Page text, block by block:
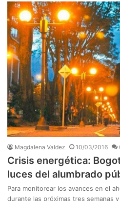
Magdalena Valdez 10/03/2016
Crisis energética:
luces del alumbrado
Para monitorear los avances en el
durante las próximas tres semanas